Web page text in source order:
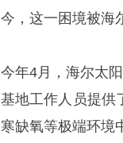
今，这一困境被海
今年4月，海尔太
基地工作人员提供
寒缺氧等极端环境